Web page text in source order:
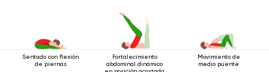
Sentado con flexión
de piernas
Fortalecimiento
abdominal dinámico
Movimiento de
medio puente